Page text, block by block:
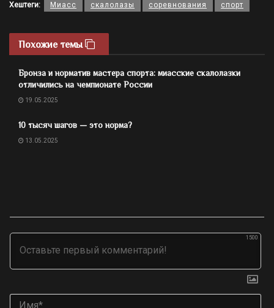
Хештеги: Миасс скалолазы соревнования спорт
Похожие темы
Бронза и норматив мастера спорта: миасские скалолазки
отличились на чемпионате России
19.05.2025
10 тысяч шагов — это норма?
13.05.2025
1500